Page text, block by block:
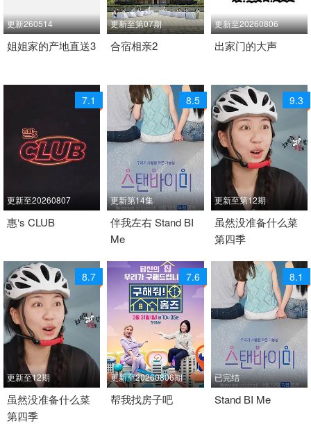
更新260514
2026 / 韩国 / 韩语
姐姐家的产地直送3
更新至第07期
2026 / 韩国 / 韩语
合宿相亲2
更新至20260806
2024 / 韩国 / 韩语
出家门的大声
7.1
更新至20260807
2024 / 韩国 / 韩语
惠‘s CLUB
8.5
更新第14集
2026 / 韩国 / 韩语
日韩综艺
伴我左右 Stand BI
Me
9.3
更新至第12期
2026 / 韩国 / 韩语
日韩综艺
虽然没准备什么菜
第四季
8.7
更新至12期
2026 / 韩国 / 韩语
日韩综艺
虽然没准备什么菜
第四季
7.6
更新至20260806期
2019 / 韩国 / 韩语
帮我找房子吧
8.1
已完结
2026 / 韩国 / 韩语
Stand BI Me